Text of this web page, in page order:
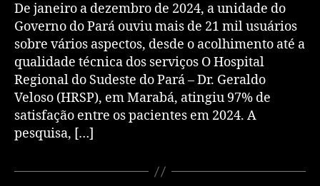
De janeiro a dezembro de 2024, a unidade do
Governo do Pará ouviu mais de 21 mil usuários
sobre vários aspectos, desde o acolhimento até a
qualidade técnica dos serviços O Hospital
Regional do Sudeste do Pará – Dr. Geraldo
Veloso (HRSP), em Marabá, atingiu 97% de
satisfação entre os pacientes em 2024. A
pesquisa, […]